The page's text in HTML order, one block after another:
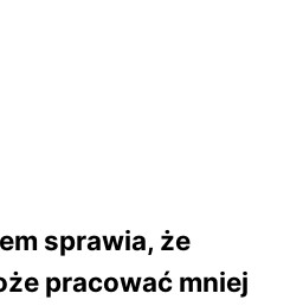
sprawia, że
pracować mniej